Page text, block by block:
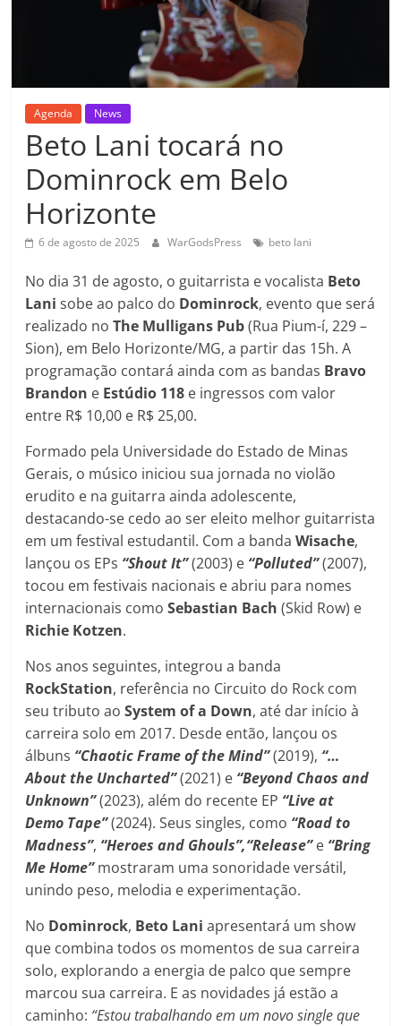
Agenda News
Beto Lani tocará no
Dominrock em Belo
Horizonte
6 de agosto de 2025 WarGodsPress beto lani
No dia 31 de agosto, o guitarrista e vocalista Beto
Lani sobe ao palco do Dominrock, evento que será
realizado noThe Mulligans Pub(Rua Pium-í, 229 –
Sion), em Belo Horizonte/MG, a partir das 15h. A
programação contará ainda com as bandas Bravo
Brandon e Estúdio 118 e ingressos com valor
entre R$ 10,00 e R$ 25,00.
Formado pela Universidade do Estado de Minas
Gerais, o músico iniciou sua jornada no violão
erudito e na guitarra ainda adolescente,
destacando-se cedo ao ser eleito melhor guitarrista
em um festival estudantil. Com a bandaWisache,
lançou os EPs “Shout It”(2003) e “Polluted”(2007),
tocou em festivais nacionais e abriu para nomes
internacionais comoSebastian Bach (Skid Row) e
Richie Kotzen.
Nos anos seguintes, integrou a banda
RockStation, referência no Circuito do Rock com
seu tributo aoSystem of a Down, até dar início à
carreira solo em 2017. Desde então, lançou os
álbuns “Chaotic Frame of the Mind”(2019), “…
About the Uncharted”(2021) e “Beyond Chaos and
Unknown”(2023), além do recente EP “Live at
Demo Tape”(2024). Seus singles, como “Road to
Madness”, “Heroes and Ghouls”,“Release”e “Bring
Me Home”mostraram uma sonoridade versátil,
unindo peso, melodia e experimentação.
No Dominrock, Beto Lani apresentará um show
que combina todos os momentos de sua carreira
solo, explorando a energia de palco que sempre
marcou sua carreira. E as novidades já estão a
caminho: “Estou trabalhando em um novo single que